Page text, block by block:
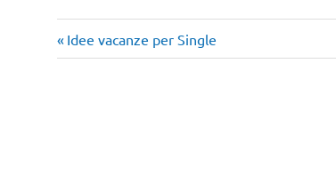
Navigazione
Articolo
precedente:
Idee vacanze per Single